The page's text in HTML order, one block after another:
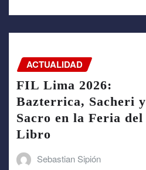
ACTUALIDAD
FIL Lima 2026:
Bazterrica, Sacheri y
Sacro en la Feria del
Libro
Sebastian Sipión